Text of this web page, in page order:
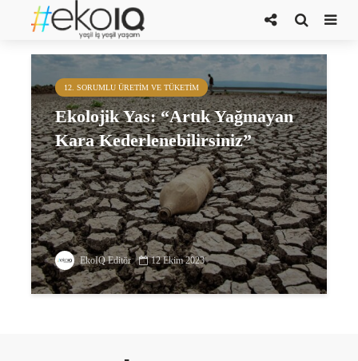
ekolojik yas
12. SORUMLU ÜRETIM VE TÜKETIM
Ekolojik Yas: “Artık Yağmayan
Kara Kederlenebilirsiniz”
EkoIQ Editör 12 Ekim 2023